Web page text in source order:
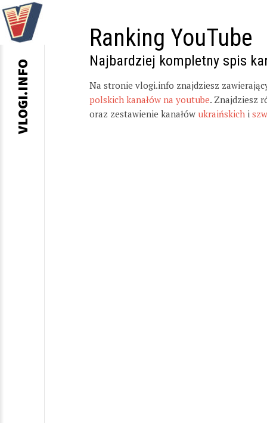
Ranking YouTube
Najbardziej kompletny spis
Na stronie vlogi.info znajdziesz
polskich kanałów na youtube. Znajdziesz
oraz zestawienie kanałów ukraińskich i
VLOGI.INFO